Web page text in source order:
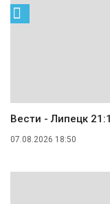
Вести - Липецк
07.08.2026 18:50